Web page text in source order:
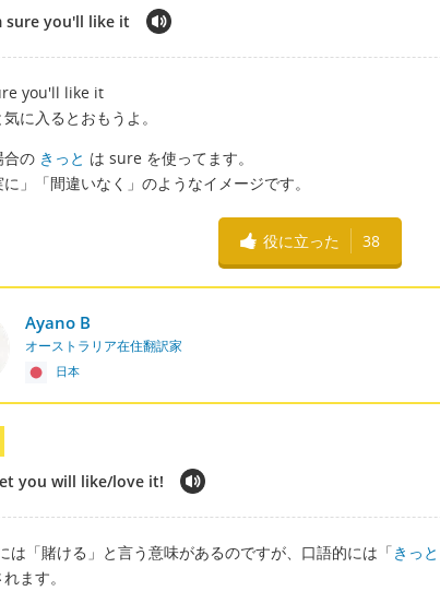
sure you'll like it
you'll like it
に入るとおもうよ。
合の きっと は sure を使ってます。
に」「間違いなく」のようなイメージです。
役に立った 38
Ayano B
オーストラリア在住翻訳家
日本
you will like/love it!
は「賭ける」と言う意味があるのですが、口語的には「きっと
ます。